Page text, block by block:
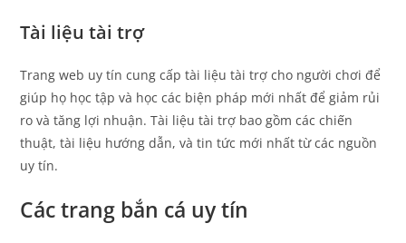
Tài liệu tài trợ
Trang web uy tín cung cấp tài liệu tài trợ cho người chơi để
giúp họ học tập và học các biện pháp mới nhất để giảm rủi
ro và tăng lợi nhuận. Tài liệu tài trợ bao gồm các chiến
thuật, tài liệu hướng dẫn, và tin tức mới nhất từ các nguồn
uy tín.
Các trang bắn cá uy tín